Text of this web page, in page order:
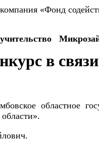
«Фонд
в
областное